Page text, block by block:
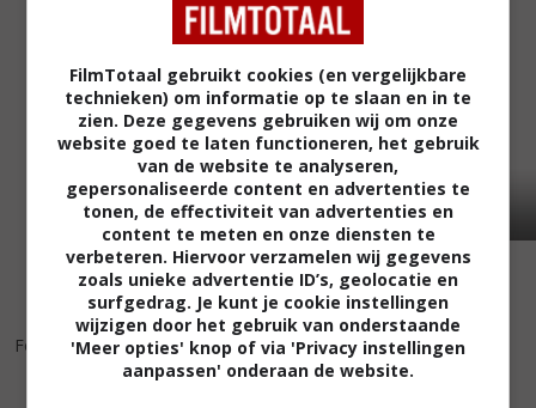
4,9
Foolin' Around (1980)
FilmTotaal gebruikt cookies (en vergelijkbare
technieken) om informatie op te slaan en in te
zien. Deze gegevens gebruiken wij om onze
website goed te laten functioneren, het gebruik
van de website te analyseren,
gepersonaliseerde content en advertenties te
tonen, de effectiviteit van advertenties en
content te meten en onze diensten te
verbeteren. Hiervoor verzamelen wij gegevens
zoals unieke advertentie ID’s, geolocatie en
surfgedrag. Je kunt je cookie instellingen
wijzigen door het gebruik van onderstaande
'Meer opties' knop of via 'Privacy instellingen
aanpassen' onderaan de website.